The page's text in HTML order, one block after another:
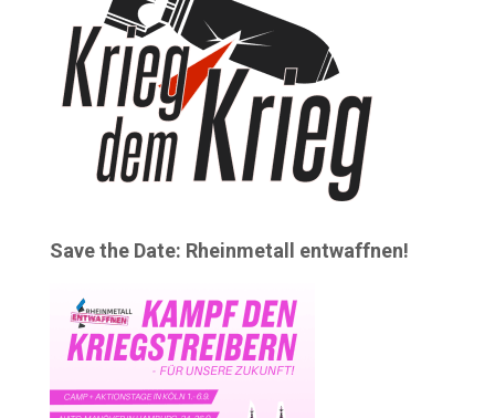
Save the Date: Rheinmetall entwaffnen!